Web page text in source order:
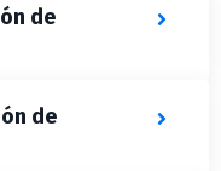
de
de